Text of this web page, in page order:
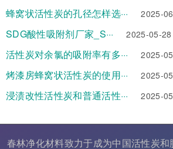
蜂窝状活性炭的孔径怎样选··· 2025-
SDG酸性吸附剂厂家_S··· 2025-05-28
活性炭对余氯的吸附率有多··· 2025-
烤漆房蜂窝状活性炭的使用··· 2025-
浸渍改性活性炭和普通活性··· 2025-
春林净化材料致力于成为中国活性炭和